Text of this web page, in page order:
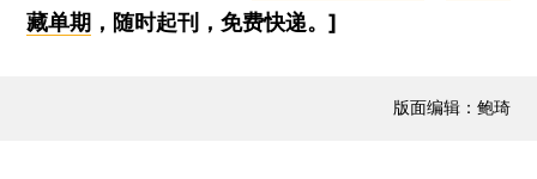
藏单期 ，随时起刊，免费快递。]
版面编辑：鲍琦